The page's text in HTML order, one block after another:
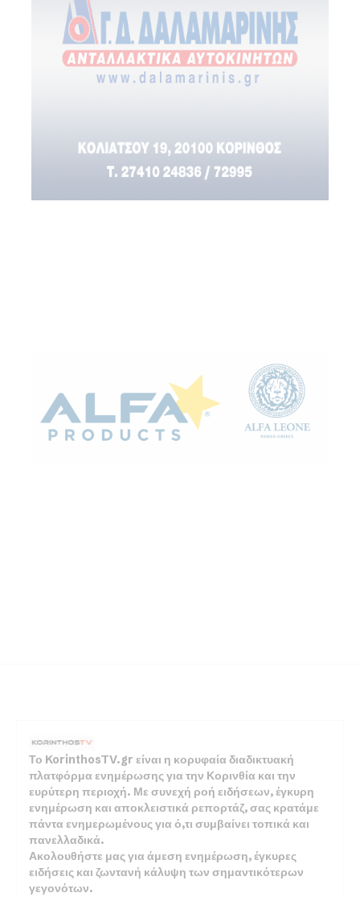
Το KorinthosTV.gr είναι η κορυφαία διαδικτυακή
πλατφόρμα ενημέρωσης για την Κορινθία και την
ευρύτερη περιοχή. Με συνεχή ροή ειδήσεων, έγκυρη
ενημέρωση και αποκλειστικά ρεπορτάζ, σας κρατάμε
πάντα ενημερωμένους για ό,τι συμβαίνει τοπικά και
πανελλαδικά.
Ακολουθήστε μας για άμεση ενημέρωση, έγκυρες
ειδήσεις και ζωντανή κάλυψη των σημαντικότερων
γεγονότων.